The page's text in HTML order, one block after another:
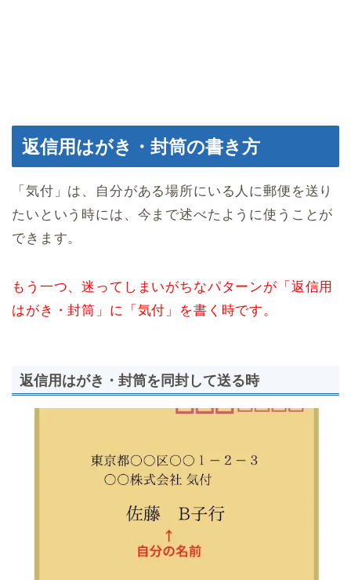
返信用はがき・封筒の書き方
「気付」は、自分がある場所にいる人に郵便を送り
たいという時には、今まで述べたように使うことが
できます。
もう一つ、迷ってしまいがちなパターンが「返信用
はがき・封筒」に「気付」を書く時です。
返信用はがき・封筒を同封して送る時